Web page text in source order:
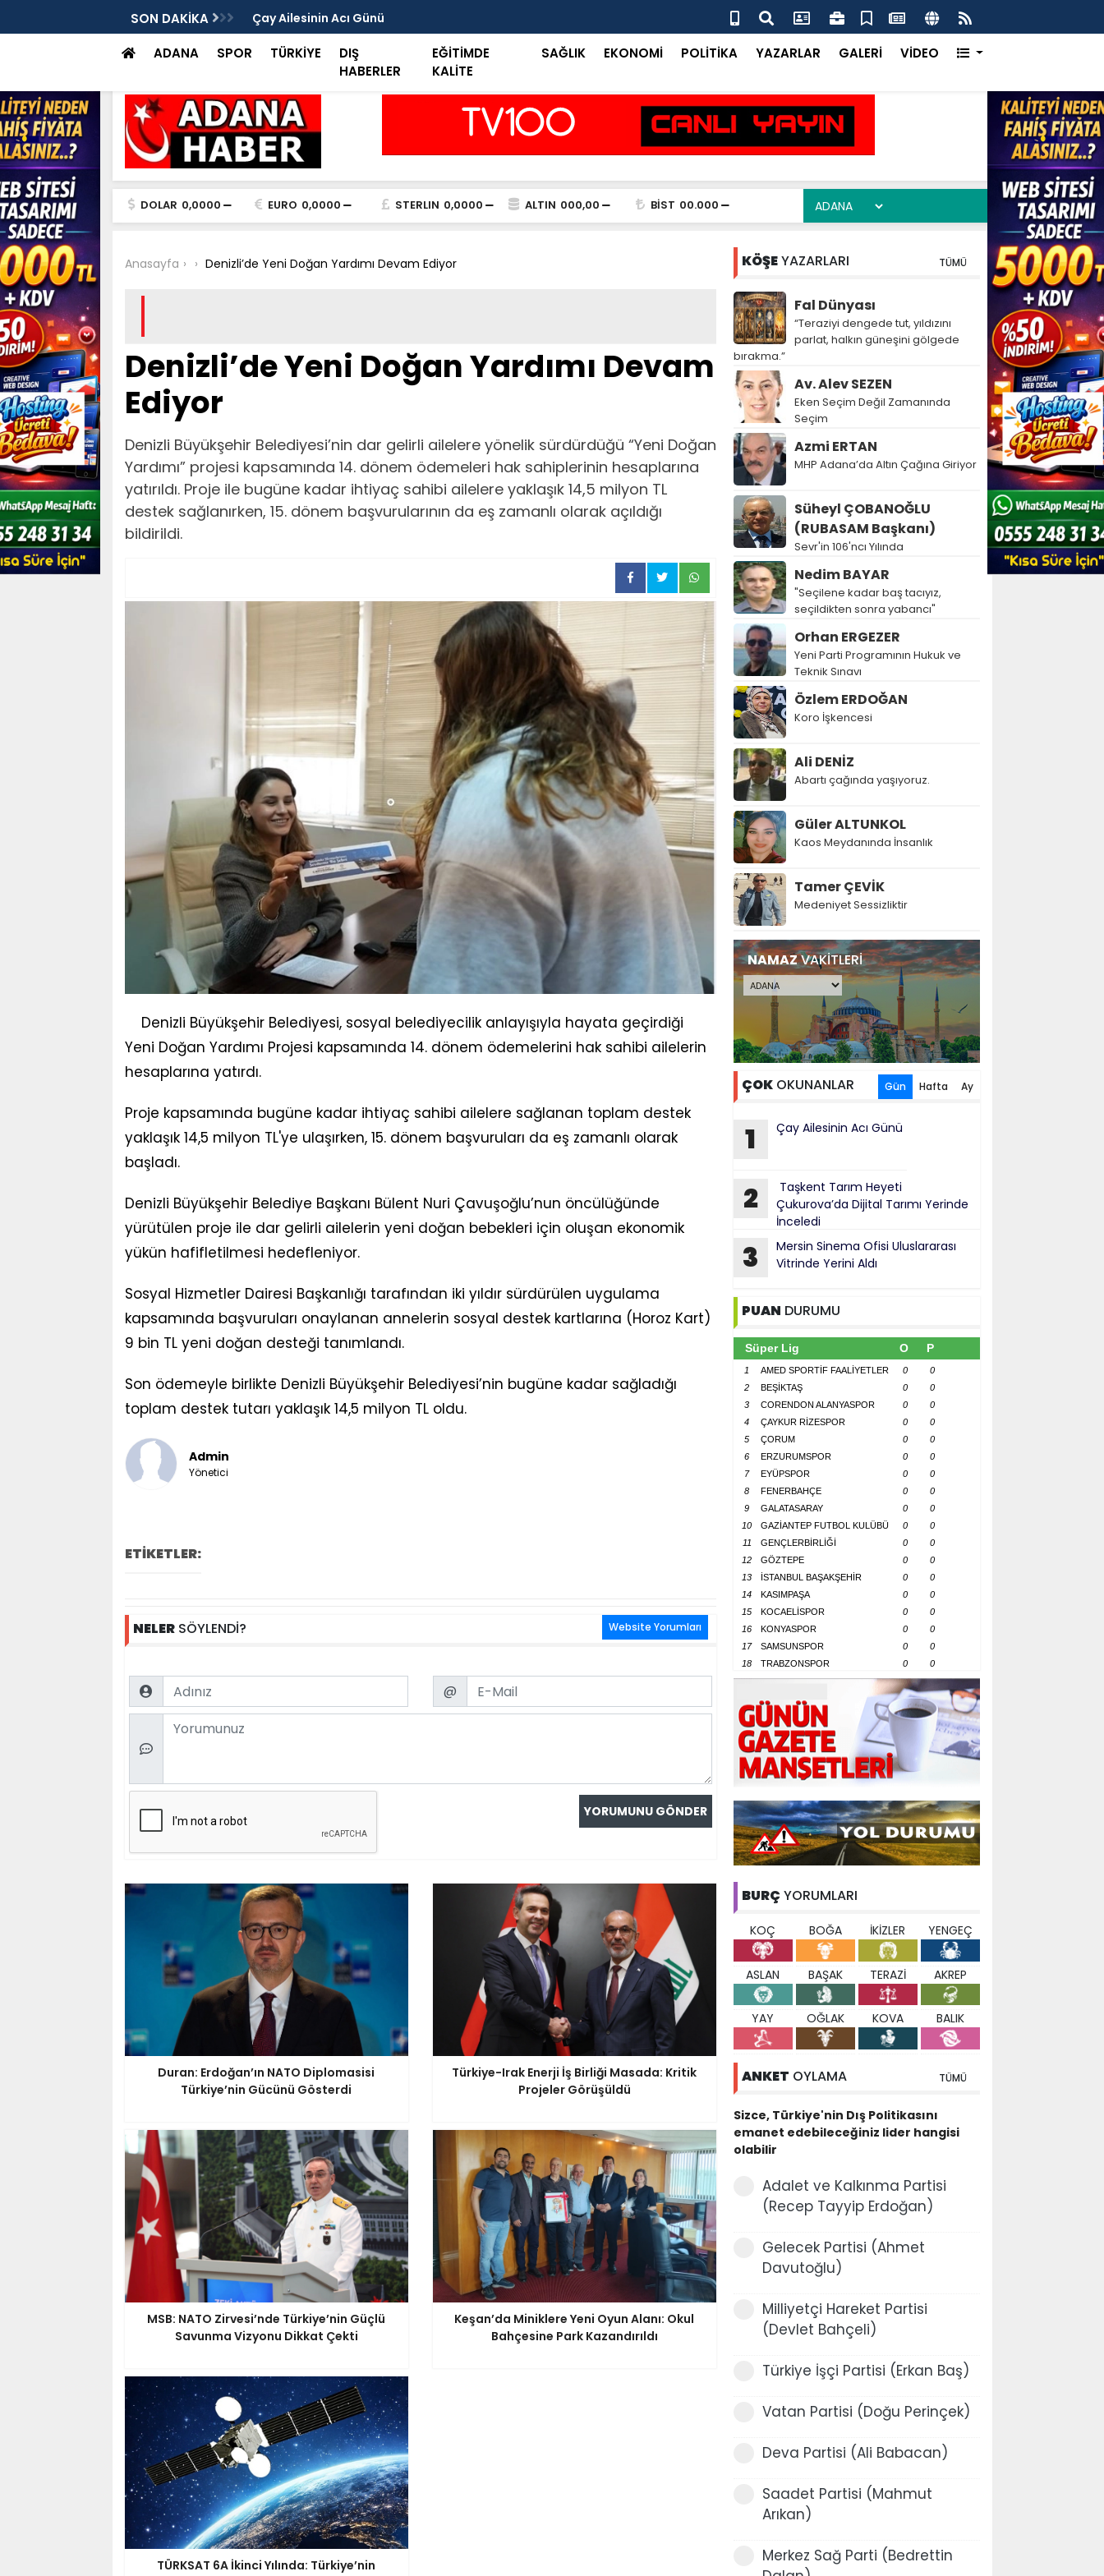
SON DAKİKA
Vitrinde Yerini Aldı Çay Ailesinin Acı Günü Taşkent Tarım Heyeti Çukurova’da Dijital Tarımı Yerinde İnceledi
ADANA SPOR TÜRKİYE
DIŞ
HABERLER
EĞİTİMDE
KALİTE
SAĞLIK EKONOMİ POLİTİKA YAZARLAR GALERİ VİDEO
DOLAR 0,0000 EURO 0,0000 STERLIN 0,0000 ALTIN 000,00 BİST 00.000
Anasayfa Denizli’de Yeni Doğan Yardımı Devam Ediyor
Denizli’de Yeni Doğan Yardımı Devam
Ediyor
Denizli Büyükşehir Belediyesi’nin dar gelirli ailelere yönelik sürdürdüğü “Yeni Doğan
Yardımı” projesi kapsamında 14. dönem ödemeleri hak sahiplerinin hesaplarına
yatırıldı. Proje ile bugüne kadar ihtiyaç sahibi ailelere yaklaşık 14,5 milyon TL
destek sağlanırken, 15. dönem başvurularının da eş zamanlı olarak açıldığı
bildirildi.
Denizli Büyükşehir Belediyesi, sosyal belediyecilik anlayışıyla hayata geçirdiği
Yeni Doğan Yardımı Projesi kapsamında 14. dönem ödemelerini hak sahibi ailelerin
hesaplarına yatırdı.
Proje kapsamında bugüne kadar ihtiyaç sahibi ailelere sağlanan toplam destek
yaklaşık 14,5 milyon TL'ye ulaşırken, 15. dönem başvuruları da eş zamanlı olarak
başladı.
Denizli Büyükşehir Belediye Başkanı Bülent Nuri Çavuşoğlu’nun öncülüğünde
yürütülen proje ile dar gelirli ailelerin yeni doğan bebekleri için oluşan ekonomik
yükün hafifletilmesi hedefleniyor.
Sosyal Hizmetler Dairesi Başkanlığı tarafından iki yıldır sürdürülen uygulama
kapsamında başvuruları onaylanan annelerin sosyal destek kartlarına (Horoz Kart)
9 bin TL yeni doğan desteği tanımlandı.
Son ödemeyle birlikte Denizli Büyükşehir Belediyesi’nin bugüne kadar sağladığı
toplam destek tutarı yaklaşık 14,5 milyon TL oldu.
Admin
Yönetici
ETİKETLER:
NELERSÖYLENDİ? Website Yorumları
Name Email
@
Comment
Duran: Erdoğan’ın NATO Diplomasisi
Türkiye’nin Gücünü Gösterdi
Türkiye-Irak Enerji İş Birliği Masada: Kritik
Projeler Görüşüldü
MSB: NATO Zirvesi’nde Türkiye’nin Güçlü
Savunma Vizyonu Dikkat Çekti
Keşan’da Miniklere Yeni Oyun Alanı: Okul
Bahçesine Park Kazandırıldı
TÜRKSAT 6A İkinci Yılında: Türkiye’nin
KÖŞEYAZARLARI TÜMÜ
Fal Dünyası
“Teraziyi dengede tut, yıldızını
parlat, halkın güneşini gölgede
bırakma.”
Av. Alev SEZEN
Eken Seçim Değil Zamanında
Seçim
Azmi ERTAN
MHP Adana’da Altın Çağına Giriyor
Süheyl ÇOBANOĞLU
(RUBASAM Başkanı)
Sevr'in 106'ncı Yılında
Nedim BAYAR
"Seçilene kadar baş tacıyız,
seçildikten sonra yabancı"
Orhan ERGEZER
Yeni Parti Programının Hukuk ve
Teknik Sınavı
Özlem ERDOĞAN
Koro İşkencesi
Ali DENİZ
Abartı çağında yaşıyoruz.
Güler ALTUNKOL
Kaos Meydanında İnsanlık
Tamer ÇEVİK
Medeniyet Sessizliktir
NAMAZVAKİTLERİ
ÇOKOKUNANLAR Gün Hafta Ay
1 Çay Ailesinin Acı Günü
2
Taşkent Tarım Heyeti
Çukurova’da Dijital Tarımı Yerinde
İnceledi
3
Mersin Sinema Ofisi Uluslararası
Vitrinde Yerini Aldı
PUAN DURUMU
Süper Lig O P
1 AMED SPORTİF FAALİYETLER 0
0
2
BEŞİKTAŞ 0
0
3
CORENDON ALANYASPOR 0
0
4
ÇAYKUR RİZESPOR 0
0
5
ÇORUM 0
0
6
ERZURUMSPOR 0
0
7
EYÜPSPOR 0
0
8
FENERBAHÇE 0
0
9
GALATASARAY 0
0
10
GAZİANTEP FUTBOL KULÜBÜ 0
0
11
GENÇLERBİRLİĞİ 0
0
12
GÖZTEPE 0
0
13
İSTANBUL BAŞAKŞEHİR 0
0
14
KASIMPAŞA 0
0
15
KOCAELİSPOR 0
0
16
KONYASPOR 0
0
17
SAMSUNSPOR 0
0
18
TRABZONSPOR 0 0
BURÇ YORUMLARI
KOÇ BOĞA İKİZLER YENGEÇ
ASLAN BAŞAK TERAZİ AKREP
YAY OĞLAK KOVA BALIK
ANKET OYLAMA TÜMÜ
Sizce, Türkiye'nin Dış Politikasını
emanet edebileceğiniz lider hangisi
olabilir
Adalet ve Kalkınma Partisi
(Recep Tayyip Erdoğan)
Gelecek Partisi (Ahmet
Davutoğlu)
Milliyetçi Hareket Partisi
(Devlet Bahçeli)
Türkiye İşçi Partisi (Erkan Baş)
Vatan Partisi (Doğu Perinçek)
Deva Partisi (Ali Babacan)
Saadet Partisi (Mahmut
Arıkan)
Merkez Sağ Parti (Bedrettin